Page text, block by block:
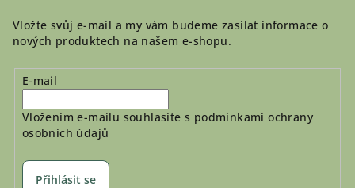
Vložte svůj e-mail a my vám budeme zasílat informace o
nových produktech na našem e-shopu.
E-mail
Vložením e-mailu souhlasíte s podmínkami ochrany
osobních údajů
Přihlásit se